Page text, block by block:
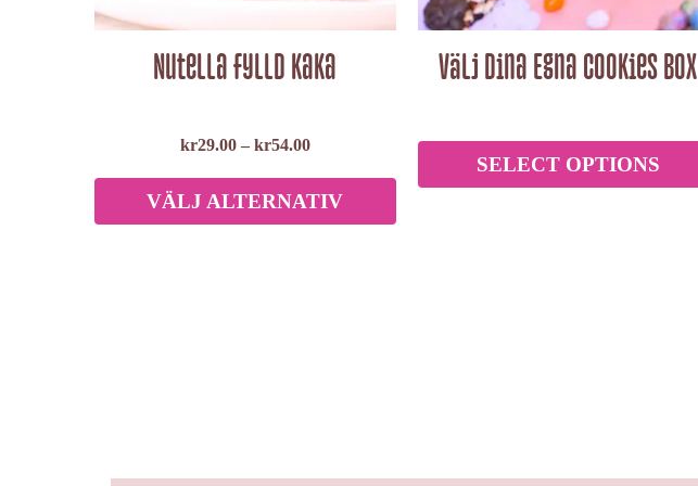
Nutella fylld kaka
kr29.00 – kr54.00
VÄLJ ALTERNATIV
väljas
produktsidan
Välj Dina Egna Cookies box
SELECT OPTIONS